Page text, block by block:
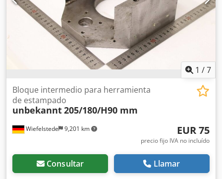
1 /7
Wiefelstede 9,201 km
Bloque intermedio para herramienta
de estampado
unbekannt205/180/H90 mm
EUR 75
precio fijo IVA no incluído
Consultar Llamar